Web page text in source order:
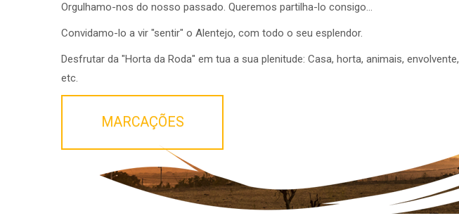
Orgulhamo-nos do nosso passado. Queremos partilha-lo consigo...
Convidamo-lo a vir "sentir" o Alentejo, com todo o seu esplendor.
Desfrutar da "Horta da Roda" em tua a sua plenitude: Casa, horta, animais, envolvente,
etc.
MARCAÇÕES